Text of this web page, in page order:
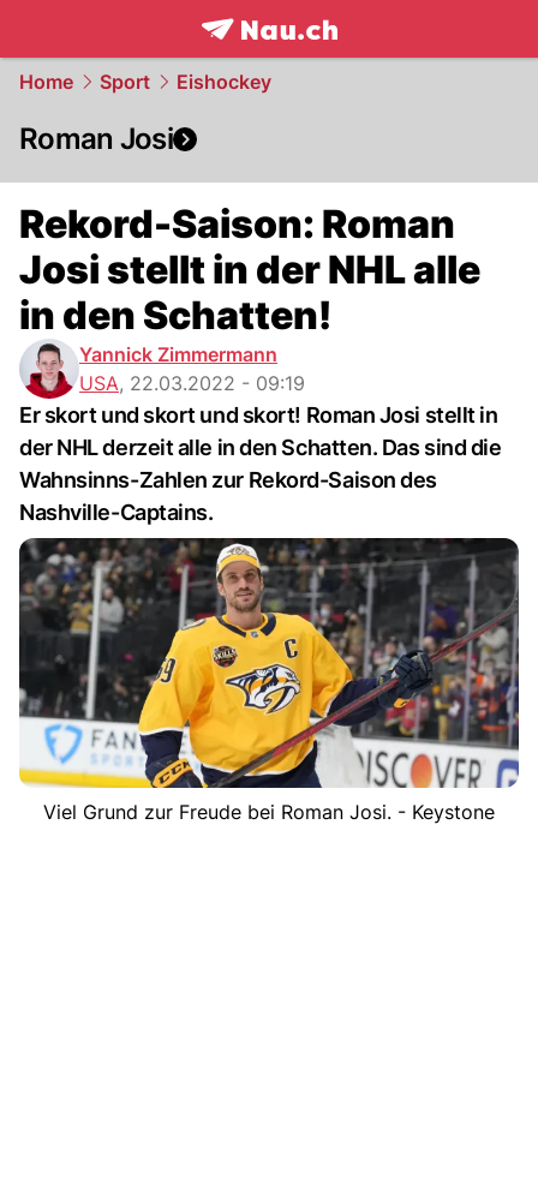
frontpage.NAU.ch
Home Sport Eishockey
Roman Josi
Rekord-Saison: Roman
Josi stellt in der NHL alle
in den Schatten!
Yannick Zimmermann
USA, 22.03.2022 - 09:19
Er skort und skort und skort! Roman Josi stellt in
der NHL derzeit alle in den Schatten. Das sind die
Wahnsinns-Zahlen zur Rekord-Saison des
Nashville-Captains.
Viel Grund zur Freude bei Roman Josi. - Keystone